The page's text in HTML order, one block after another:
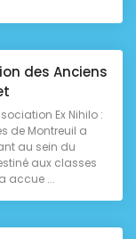
des Anciens
Ex Nihilo :
de Montreuil a
au sein du
aux classes
accue ...